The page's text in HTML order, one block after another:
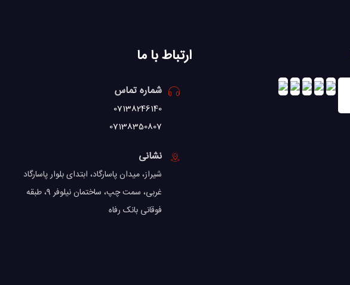
ارتباط با ما
شماره تماس
07138246140
07138350807
نشانی
شیراز، میدان پاسارگاد، ابتدای بلوار پاسارگاد
غربی، سمت چپ، ساختمان نیلوفر 9، طبقه
فوقانی بانک رفاه